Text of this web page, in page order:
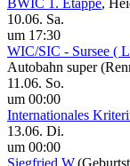
10.06. Sa.
um 17:30
WIC/SIC - Sursee (
Autobahn super
11.06. So.
um 00:00
Internationales
13.06. Di.
um 00:00
Siegfried W.